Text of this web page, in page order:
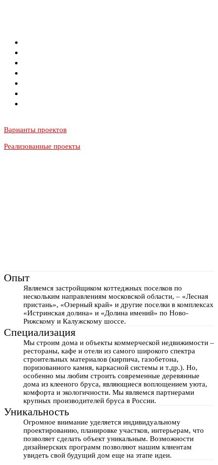
Варианты проектов
Реализованные проекты
Опыт
Являемся застройщиком коттеджных поселков по
нескольким направлениям московской области, – «Лесная
пристань», «Озерный край» и другие поселки в комплексах
«Истринская долина» и «Долина имений» по Ново-
Рижскому и Калужскому шоссе.
Специализация
Мы строим дома и объекты коммерческой недвижимости –
рестораны, кафе и отели из самого широкого спектра
строительных материалов (кирпича, газобетона,
поризованного камня, каркасной системы и т.др.). Но,
особенно мы любим строить современные деревянные
дома из клееного бруса, являющиеся воплощением уюта,
комфорта и экологичности. Мы являемся партнерами
крупных производителей бруса в России.
Уникальность
Огромное внимание уделяется индивидуальному
проектированию, планировке участков, интерьерам, что
позволяет сделать объект уникальным. Возможности
дизайнерских программ позволяют нашим клиентам
увидеть свой будущий дом еще на этапе идеи.